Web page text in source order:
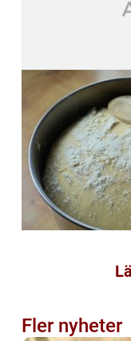
Fler nyheter